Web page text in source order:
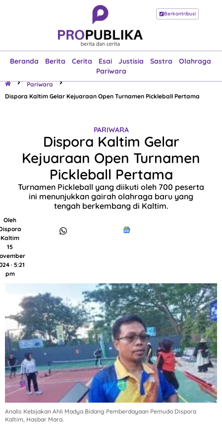
Berkontribusi
Beranda Berita Cerita Esai Justisia Sastra
Olahraga
Pariwara
Beranda
Esai
Justisia
Sastra
Olahraga
Pariwara
Pariwara
Dispora Kaltim Gelar Kejuaraan Open Turnamen Pickleball Pertama
PARIWARA
Dispora Kaltim Gelar
Kejuaraan Open Turnamen
Pickleball Pertama
Turnamen Pickleball yang diikuti oleh 700 peserta
ini menunjukkan gairah olahraga baru yang
tengah berkembang di Kaltim.
Oleh
Kaltim
15
· 5:21
pm
Analis Kebijakan Ahli Madya Bidang Pemberdayaan Pemuda Dispora
Kaltim, Hasbar Mara.